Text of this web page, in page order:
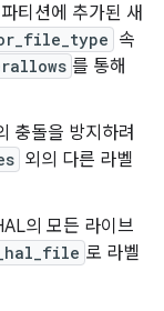
파티션에 추가된 새
속
를 통해
충돌을 방지하려
외의 다른 라벨
의 모든 라이브
로 라벨